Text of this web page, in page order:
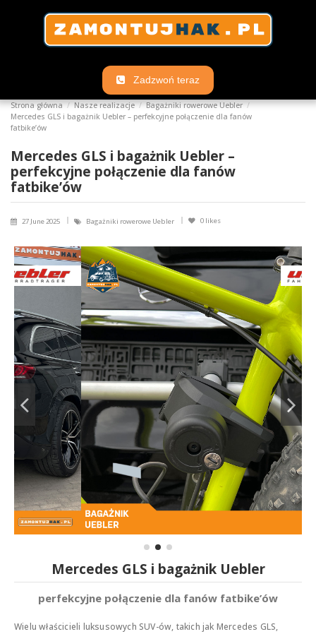
Zadzwoń teraz
Strona główna Nasze realizacje
Bagażniki rowerowe Uebler
Mercedes GLS i bagażnik Uebler – perfekcyjne połączenie dla fanów
fatbike’ów
Mercedes GLS i bagażnik Uebler –
perfekcyjne połączenie dla fanów
fatbike’ów
27 June 2025 Bagażniki rowerowe Uebler 0 likes
Mercedes GLS i bagażnik Uebler
perfekcyjne połączenie dla fanów fatbike’ów
Wielu właścicieli luksusowych SUV-ów, takich jak Mercedes GLS,